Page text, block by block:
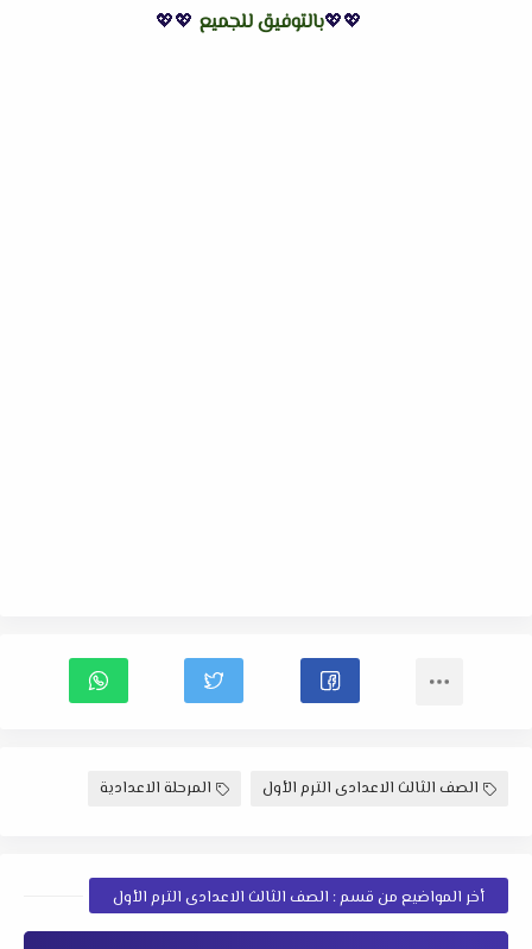
💖💖بالتوفيق للجميع 💖💖
الصف الثالث الاعدادى الترم الأول المرحلة الاعدادية
أخر المواضيع من قسم : الصف الثالث الاعدادى الترم الأول